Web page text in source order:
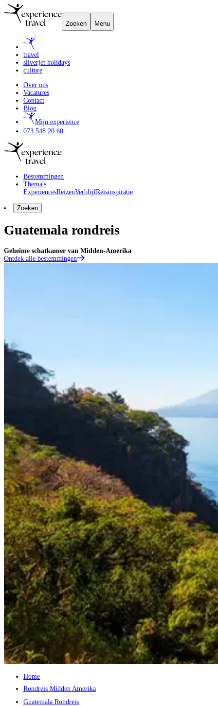
Zoeken Menu
travel
silverjet holidays
culture
Over ons
Vacatures
Contact
Blog
Mijn experience
073 548 20 60
Bestemmingen
Thema's
ExperiencesReizenVerblijfReisinspiratie
Zoeken
Guatemala rondreis
Geheime schatkamer van Midden-Amerika
Ontdek alle bestemmingen
Home
Rondreis Midden Amerika
Guatemala Rondreis